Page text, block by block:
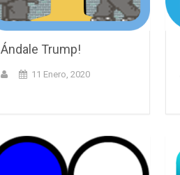
Ándale Trump!
11 Enero, 2020